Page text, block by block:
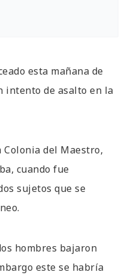
esta mañana de
intento de asalto en la
Colonia del Maestro,
cuando fue
sujetos que se
hombres bajaron
este se habría